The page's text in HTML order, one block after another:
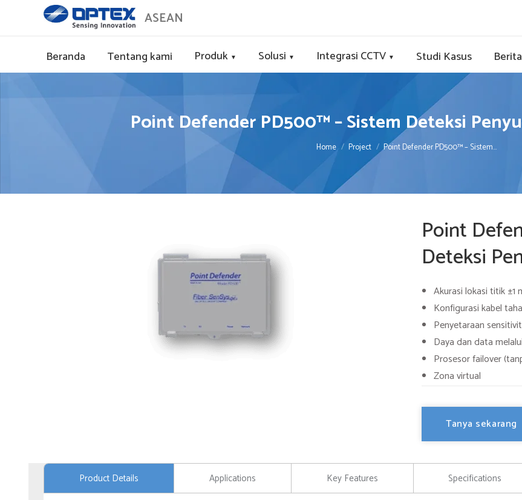
ASEAN
Beranda Tentang kami Produk ▼ Solusi ▼ Integrasi CCTV ▼ Studi Kasus Berita
Point Defender PD500™ – Sistem Deteksi
You are here:
Home Project Point Defender PD500™ – Sistem…
Point
Deteksi
Akurasi lokasi titik ±1
Konfigurasi kabel
Penyetaraan
Daya dan data
Prosesor failover
Zona virtual
Tanya sekarang
Product Details Applications Key Features Specifications